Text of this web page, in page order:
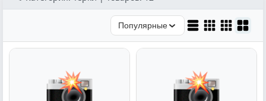
Популярные